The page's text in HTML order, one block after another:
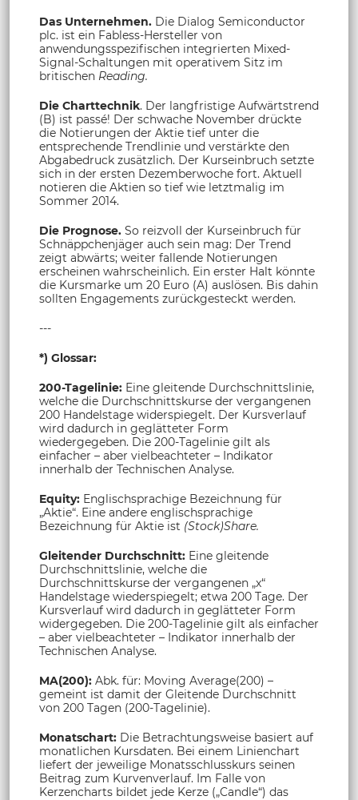
Das Unternehmen. Die Dialog Semiconductor
plc. ist ein Fabless-Hersteller von
anwendungsspezifischen integrierten Mixed-
Signal-Schaltungen mit operativem Sitz im
britischen Reading.
Die Charttechnik. Der langfristige Aufwärtstrend
(B) ist passé! Der schwache November drückte
die Notierungen der Aktie tief unter die
entsprechende Trendlinie und verstärkte den
Abgabedruck zusätzlich. Der Kurseinbruch setzte
sich in der ersten Dezemberwoche fort. Aktuell
notieren die Aktien so tief wie letztmalig im
Sommer 2014.
Die Prognose. So reizvoll der Kurseinbruch für
Schnäppchenjäger auch sein mag: Der Trend
zeigt abwärts; weiter fallende Notierungen
erscheinen wahrscheinlich. Ein erster Halt könnte
die Kursmarke um 20 Euro (A) auslösen. Bis dahin
sollten Engagements zurückgesteckt werden.
---
*) Glossar:
200-Tagelinie: Eine gleitende Durchschnittslinie,
welche die Durchschnittskurse der vergangenen
200 Handelstage widerspiegelt. Der Kursverlauf
wird dadurch in geglätteter Form
wiedergegeben. Die 200-Tagelinie gilt als
einfacher – aber vielbeachteter – Indikator
innerhalb der Technischen Analyse.
Equity: Englischsprachige Bezeichnung für
„Aktie“. Eine andere englischsprachige
Bezeichnung für Aktie ist (Stock)Share.
Gleitender Durchschnitt: Eine gleitende
Durchschnittslinie, welche die
Durchschnittskurse der vergangenen „x“
Handelstage wiederspiegelt; etwa 200 Tage. Der
Kursverlauf wird dadurch in geglätteter Form
widergegeben. Die 200-Tagelinie gilt als einfacher
– aber vielbeachteter – Indikator innerhalb der
Technischen Analyse.
MA(200): Abk. für: Moving Average(200) –
gemeint ist damit der Gleitende Durchschnitt
von 200 Tagen (200-Tagelinie).
Monatschart: Die Betrachtungsweise basiert auf
monatlichen Kursdaten. Bei einem Linienchart
liefert der jeweilige Monatsschlusskurs seinen
Beitrag zum Kurvenverlauf. Im Falle von
Kerzencharts bildet jede Kerze („Candle“) das